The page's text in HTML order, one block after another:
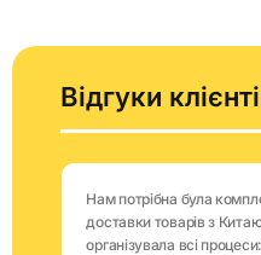
Відгуки
Нам потрібна була
доставки товарів з
організувала всі